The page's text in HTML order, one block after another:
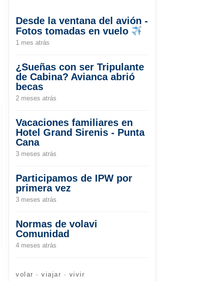
Desde la ventana del avión -
Fotos tomadas en vuelo
1 mes atrás
¿Sueñas con ser Tripulante
de Cabina? Avianca abrió
becas
2 meses atrás
Vacaciones familiares en
Hotel Grand Sirenis - Punta
Cana
3 meses atrás
Participamos de IPW por
primera vez
3 meses atrás
Normas de volavi
Comunidad
4 meses atrás
volar · viajar · vivir